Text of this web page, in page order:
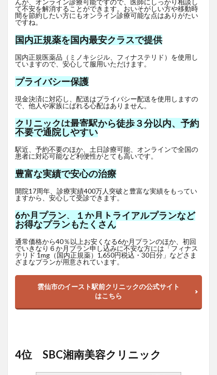
んが、オンライン診療可能ですので、医師にしっかり相談し
て不安を解消することができます。おいそがしい方や移動時
間を節約したい方にもオンライン診療可能な点はありがたい
ですね。
国内正規薬を国内最安クラスで提供
国内正規医薬品（ミノキシジル、フィナステリド）を使用し
ていますので、安心して服用いただけます。
プライバシー保護
現金決済に対応し、配送はプライバシー配送を使用しますの
で、他人や家族にばれる心配はありません。
クリニックは最寄駅から徒歩３分以内、予約
不要で通院しやすい
駅近、予約不要のほか、土日診療可能、オンラインで全国の
患者に対応可能など利便性がとても高いです。
豊富な実績で安心の治療
開院17周年、診療実績400万人突破と豊富な実績をもってい
ますから、安心して受診できます。
6か月プラン、１か月トライアルプランなど
お得なプランもたくさん
通常価格から40％以上お安くなる6か月プランのほか、初回
でいきなり６か月ブラン申し込みに不安な方には「フィナス
テリド 1mg（国内正規薬）1,650円税込・30日分」などさま
ざまなプランが用意されています。
雲仙市のイースト駅前クリニックの公式サイト
はこちら
4位 SBC湘南美容クリニック